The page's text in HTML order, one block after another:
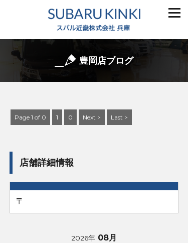
豊岡店ブログ
Page 1 of 0 1 0 Next > Last >
店舗詳細情報
〒
2026年 08月